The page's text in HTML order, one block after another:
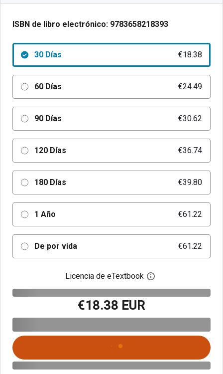
ISBN de libro electrónico: 9783658218393
30 Días €18.38
60 Días €24.49
90 Días €30.62
120 Días €36.74
180 Días €39.80
1 Año €61.22
De por vida €61.22
Licencia de eTextbook Abre el cuadro de
€18.38 EUR